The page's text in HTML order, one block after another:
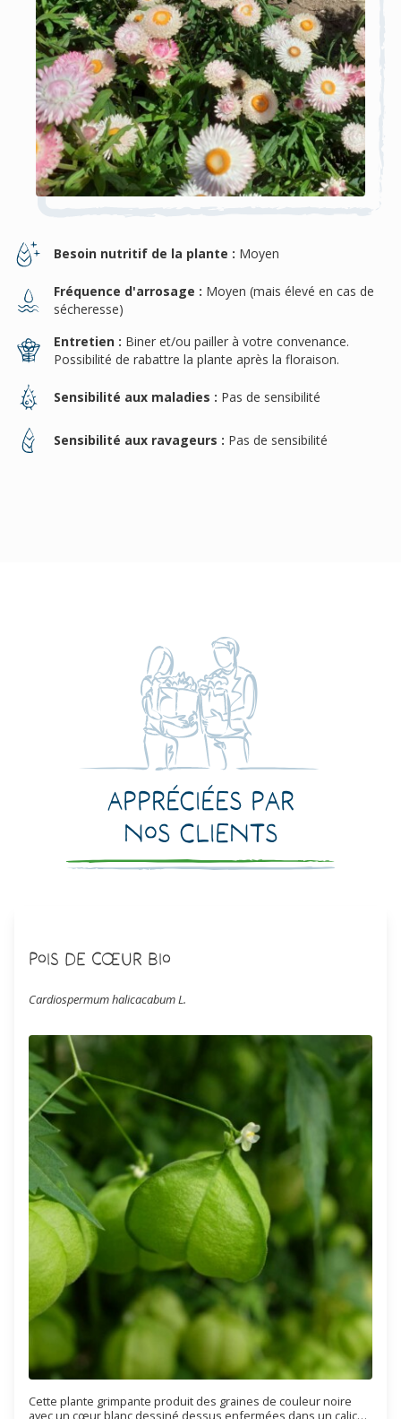
Besoin nutritif de la plante : Moyen
Fréquence d'arrosage : Moyen (mais élevé en cas de
sécheresse)
Entretien : Biner et/ou pailler à votre convenance.
Possibilité de rabattre la plante après la floraison.
Sensibilité aux maladies : Pas de sensibilité
Sensibilité aux ravageurs : Pas de sensibilité
Appréciées par
nos clients
Pois de Cœur Bio
Cardiospermum halicacabum L.
Cette plante grimpante produit des graines de couleur noire
avec un cœur blanc dessiné dessus enfermées dans un calice